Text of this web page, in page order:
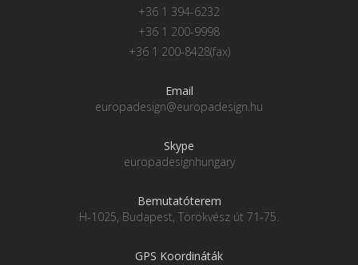
+36 1 394-6232
+36 1 200-9998
+36 1 200-8428(fax)
Email
europadesign@europadesign.hu
Skype
europadesignhungary
Bemutatóterem
H-1025, Budapest, Törökvész út 71-75.
GPS Koordináták